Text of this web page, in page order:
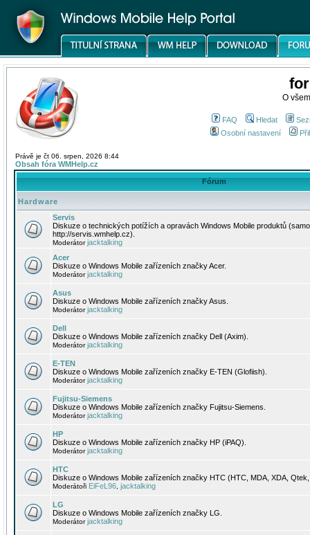
O
FAQ Hledat
Osobní nastavení
Právě je čt 06. srpen, 2026 8:44
Obsah fóra WMHelp.cz
Fórum
Hardware
Servis
Diskuze o technických potížích a opravách Windows Mobile produktů
http://servis.wmhelp.cz).
Moderátorjacktalking
Acer
Diskuze o Windows Mobile zařízeních značky Acer.
Moderátorjacktalking
Asus
Diskuze o Windows Mobile zařízeních značky Asus.
Moderátorjacktalking
Dell
Diskuze o Windows Mobile zařízeních značky Dell (Axim).
Moderátorjacktalking
E-TEN
Diskuze o Windows Mobile zařízeních značky E-TEN (Glofiish).
Moderátorjacktalking
Fujitsu-Siemens
Diskuze o Windows Mobile zařízeních značky Fujitsu-Siemens.
Moderátorjacktalking
HP
Diskuze o Windows Mobile zařízeních značky HP (iPAQ).
Moderátorjacktalking
HTC
Diskuze o Windows Mobile zařízeních značky HTC (HTC, MDA, XDA,
Moderátoři EiFeL96 jacktalking
LG
Diskuze o Windows Mobile zařízeních značky LG.
Moderátorjacktalking